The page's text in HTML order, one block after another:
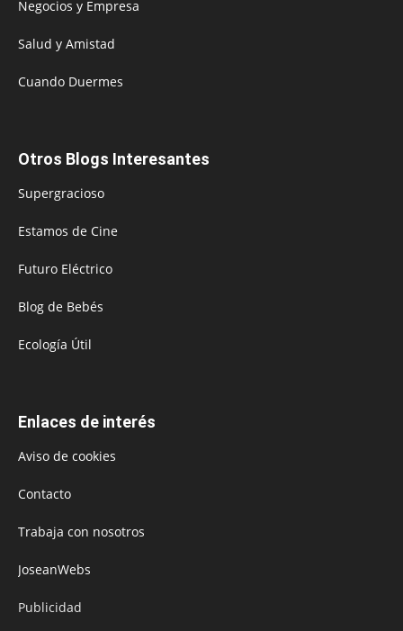
Negocios y Empresa
Salud y Amistad
Cuando Duermes
Otros Blogs Interesantes
Supergracioso
Estamos de Cine
Futuro Eléctrico
Blog de Bebés
Ecología Útil
Enlaces de interés
Aviso de cookies
Contacto
Trabaja con nosotros
JoseanWebs
Publicidad